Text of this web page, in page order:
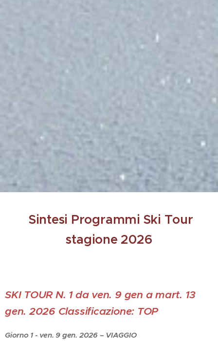
Sintesi Programmi Ski Tour
stagione 2026
SKI TOUR N. 1 da ven. 9 gen a mart. 13
gen. 2026 Classificazione: TOP
Giorno 1 - ven. 9 gen. 2026 – VIAGGIO